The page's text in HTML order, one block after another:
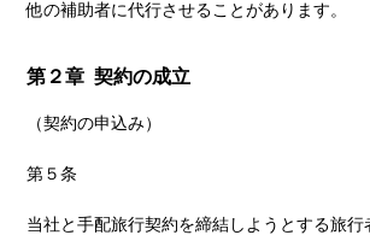
他の補助者に代行させることがあります。
第２章 契約の成立
（契約の申込み）
第５条
当社と手配旅行契約を締結しようとする旅